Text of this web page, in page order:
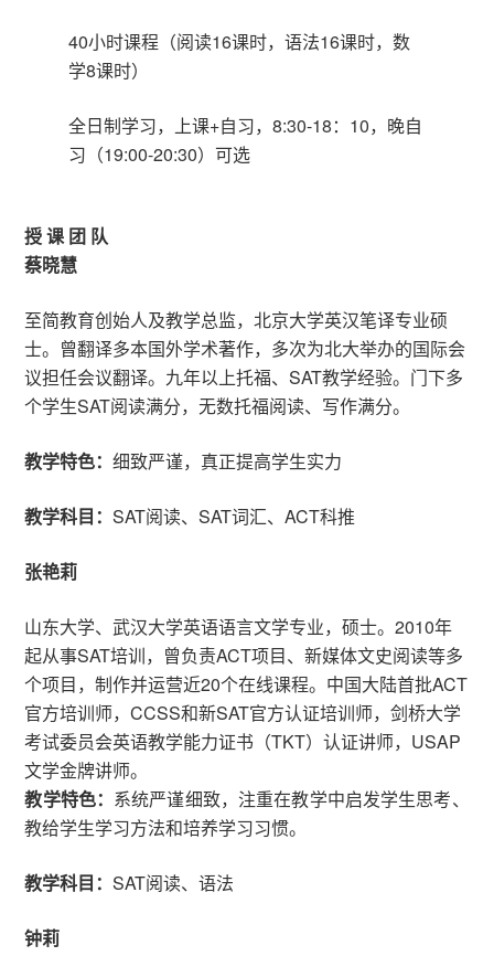
40小时课程（阅读16课时，语法16课时，数
学8课时）
全日制学习，上课+自习，8:30-18：10，晚自
习（19:00-20:30）可选
授 课 团 队
蔡晓慧
至简教育创始人及教学总监，北京大学英汉笔译专业硕
士。曾翻译多本国外学术著作，多次为北大举办的国际会
议担任会议翻译。九年以上托福、SAT教学经验。门下多
个学生SAT阅读满分，无数托福阅读、写作满分。
教学特色：细致严谨，真正提高学生实力
教学科目：SAT阅读、SAT词汇、ACT科推
张艳莉
山东大学、武汉大学英语语言文学专业，硕士。2010年
起从事SAT培训，曾负责ACT项目、新媒体文史阅读等多
个项目，制作并运营近20个在线课程。中国大陆首批ACT
官方培训师，CCSS和新SAT官方认证培训师，剑桥大学
考试委员会英语教学能力证书（TKT）认证讲师，USAP
文学金牌讲师。
教学特色： 系统严谨细致，注重在教学中启发学生思考、
教给学生学习方法和培养学习习惯。
教学科目：SAT阅读、语法
钟莉